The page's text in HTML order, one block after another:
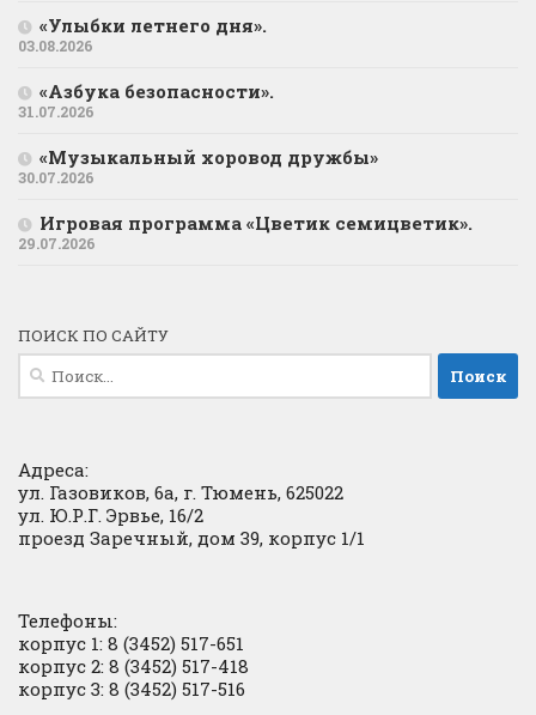
«Улыбки летнего дня».
03.08.2026
«Азбука безопасности».
31.07.2026
«Музыкальный хоровод дружбы»
30.07.2026
Игровая программа «Цветик семицветик».
29.07.2026
ПОИСК ПО САЙТУ
Найти:
Адреса:
ул. Газовиков, 6а, г. Тюмень, 625022
ул. Ю.Р.Г. Эрвье, 16/2
проезд Заречный, дом 39, корпус 1/1
Телефоны:
корпус 1: 8 (3452) 517-651
корпус 2: 8 (3452) 517-418
корпус 3: 8 (3452) 517-516